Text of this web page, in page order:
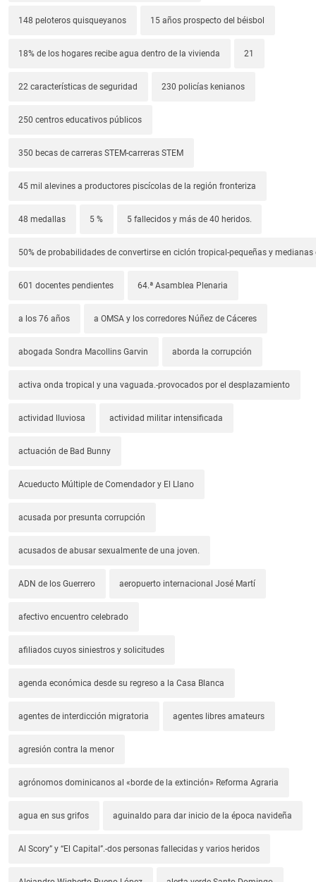
148 peloteros quisqueyanos 15 años prospecto del béisbol
18% de los hogares recibe agua dentro de la vivienda 21
22 características de seguridad 230 policías kenianos
250 centros educativos públicos
350 becas de carreras STEM-carreras STEM
45 mil alevines a productores piscícolas de la región fronteriza
48 medallas 5 % 5 fallecidos y más de 40 heridos.
50% de probabilidades de convertirse en ciclón tropical-pequeñas y
601 docentes pendientes 64.ª Asamblea Plenaria
a los 76 años a OMSA y los corredores Núñez de Cáceres
abogada Sondra Macollins Garvin aborda la corrupción
activa onda tropical y una vaguada.-provocados por el desplazamiento
actividad lluviosa actividad militar intensificada
actuación de Bad Bunny
Acueducto Múltiple de Comendador y El Llano
acusada por presunta corrupción
acusados de abusar sexualmente de una joven.
ADN de los Guerrero aeropuerto internacional José Martí
afectivo encuentro celebrado
afiliados cuyos siniestros y solicitudes
agenda económica desde su regreso a la Casa Blanca
agentes de interdicción migratoria agentes libres amateurs
agresión contra la menor
agrónomos dominicanos al «borde de la extinción» Reforma Agraria
agua en sus grifos aguinaldo para dar inicio de la época navideña
Al Scory” y “El Capital”.-dos personas fallecidas y varios heridos